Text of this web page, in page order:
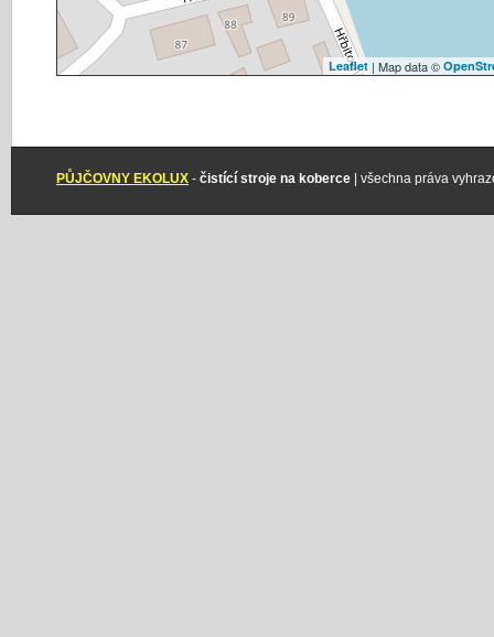
Leaflet | Map data ©
PŮJČOVNY EKOLUX - čistící stroje na koberce | všechna práva